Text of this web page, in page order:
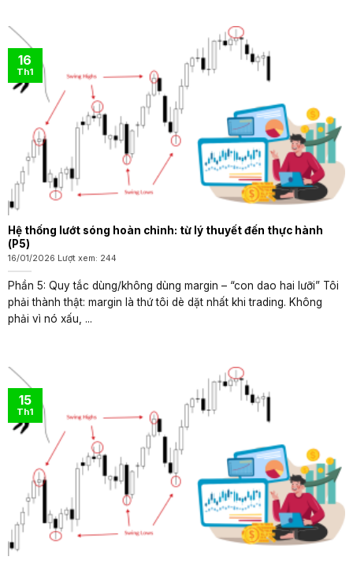
Hệ thống lướt sóng hoàn chỉnh: từ lý thuyết đến thực hành
(P5)
16/01/2026 Lượt xem: 244
Phần 5: Quy tắc dùng/không dùng margin – “con dao hai lưỡi” Tôi
phải thành thật: margin là thứ tôi dè dặt nhất khi trading. Không
phải vì nó xấu, ...
16
Th1
15
Th1